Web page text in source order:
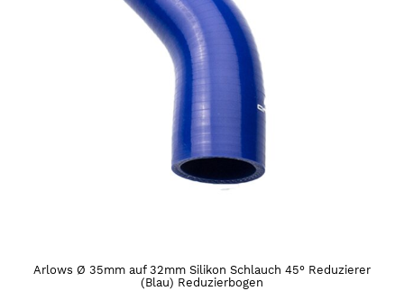
Arlows Ø 35mm auf 32mm Silikon Schlauch 45° Reduzierer
(Blau) Reduzierbogen